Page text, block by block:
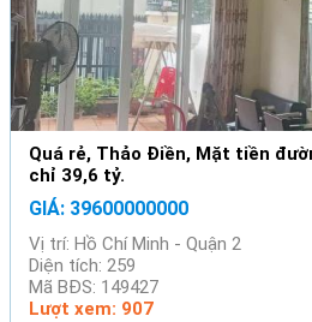
Quá rẻ, Thảo Điền, Mặt tiền
chỉ 39,6 tỷ.
GIÁ: 39600000000
Vị trí: Hồ Chí Minh - Quận 2
Diện tích: 259
Mã BĐS: 149427
Lượt xem: 907